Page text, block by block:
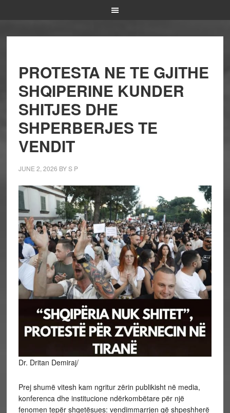
PROTESTA NE TE GJITHE
SHQIPERINE KUNDER
SHITJES DHE
SHPERBERJES TE
VENDIT
JUNE 2, 2026 BYS P
Dr. Dritan Demiraj/
Prej shumë vitesh kam ngritur zërin publikisht në media,
konferenca dhe institucione ndërkombëtare për një
fenomen tepër shqetësues: vendimmarrjen që shpeshherë